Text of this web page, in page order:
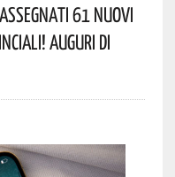
61 Nuovi
Auguri Di